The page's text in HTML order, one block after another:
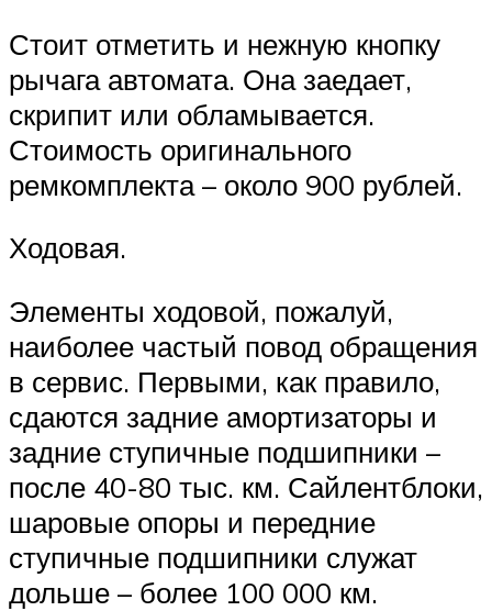
Стоит отметить и нежную кнопку
рычага автомата. Она заедает,
скрипит или обламывается.
Стоимость оригинального
ремкомплекта – около 900 рублей.
Ходовая.
Элементы ходовой, пожалуй,
наиболее частый повод обращения
в сервис. Первыми, как правило,
сдаются задние амортизаторы и
задние ступичные подшипники –
после 40-80 тыс. км. Сайлентблоки,
шаровые опоры и передние
ступичные подшипники служат
дольше – более 100 000 км.